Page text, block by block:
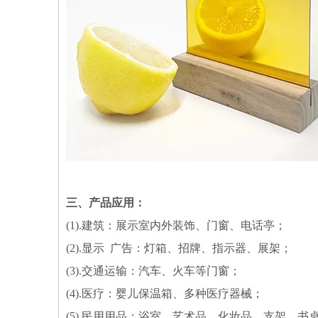
三、产品应用：
(1).建筑：展示室内外装饰、门窗、电话亭；
(2).显示 广告：灯箱、招牌、指示器、展架；
(3).交通运输：汽车、火车等门窗；
(4).医疗：婴儿保温箱、多种医疗器械；